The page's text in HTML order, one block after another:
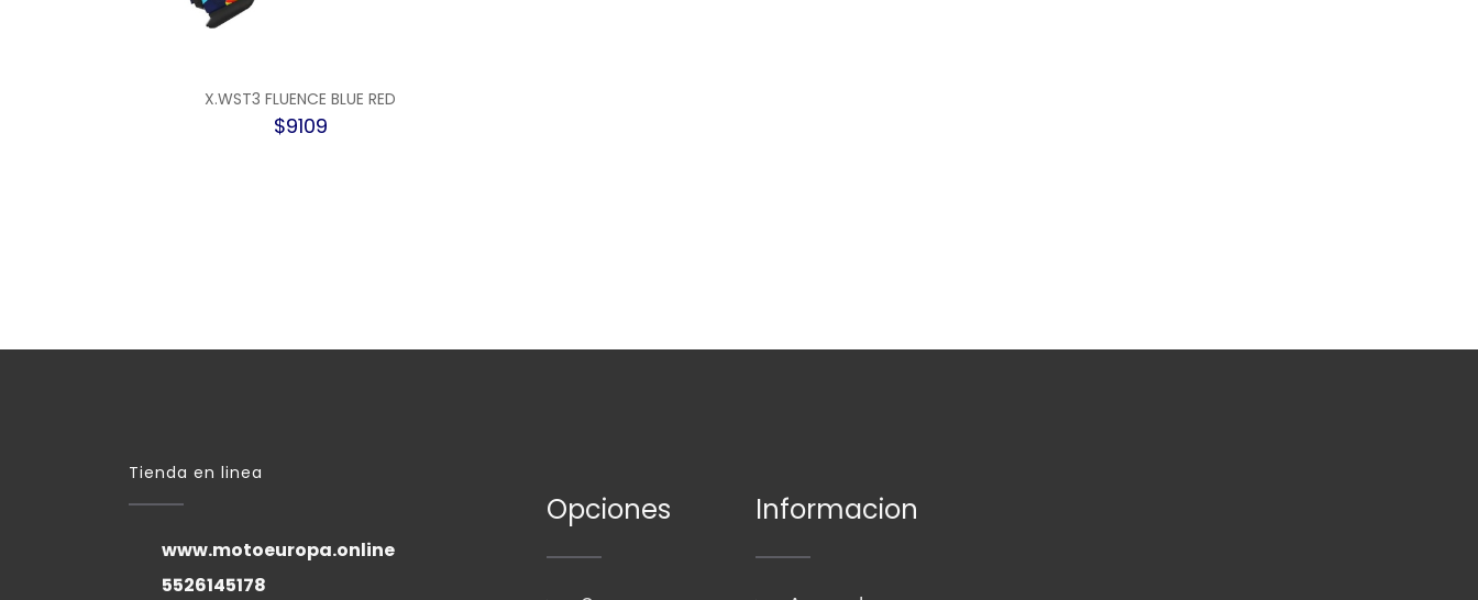
X.WST3 FLUENCE BLUE RED
$9109
Tienda en linea
www.motoeuropa.online
5526145178
Opciones Informacion